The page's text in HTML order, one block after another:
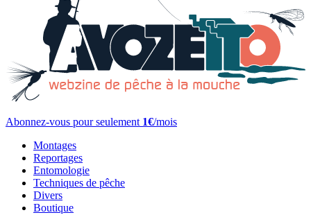
Abonnez-vous pour seulement 1€/mois
Montages
Reportages
Entomologie
Techniques de pêche
Divers
Boutique